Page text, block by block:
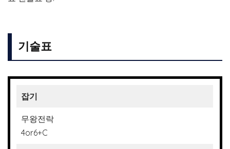
기술표
잡기
무왕전락
4or6+C